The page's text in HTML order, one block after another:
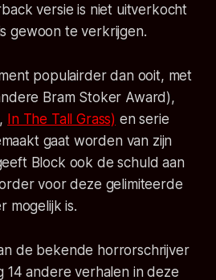
versie is niet uitverkocht
gewoon te verkrijgen.
populairder dan ooit, met
Bram Stoker Award),
, In The Tall Grass) en serie
gaat worden van zijn
Block ook de schuld aan
voor deze gelimiteerde
mogelijk is.
de bekende horrorschrijver
14 andere verhalen in deze